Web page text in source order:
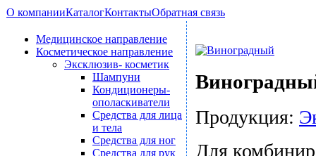
О компанииКаталогКонтактыОбратная связь
Медицинское направление
Косметическое направление
Эксклюзив- косметик
Шампуни
Кондиционеры-
ополаскиватели
Средства для лица
и тела
Средства для ног
Средства для рук
Продукция:
Для